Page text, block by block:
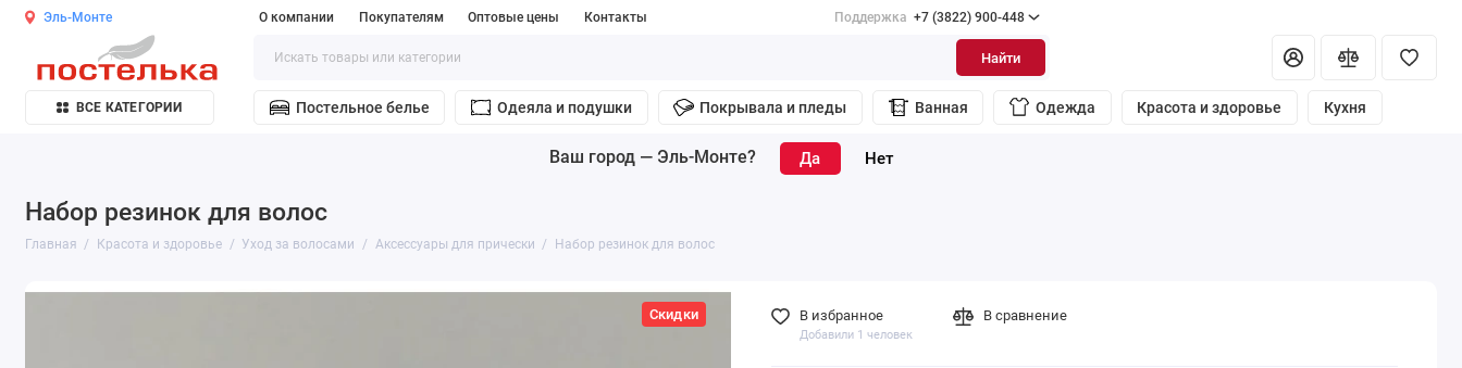
Эль-Монте О компании Покупателям Оптовые цены Контакты Поддержка +7 (3822) 900-448
Найти
ВСЕ КАТЕГОРИИ Постельное белье Одеяла и подушки Покрывала и пледы Ванная Одежда Красота и здоровье Кухня
Ваш город — Эль-Монте?
Набор резинок для волос
Главная Красота и здоровье Уход за волосами Аксессуары для прически Набор резинок для волос
Скидки В избранное
Добавили 1 человек
В сравнение